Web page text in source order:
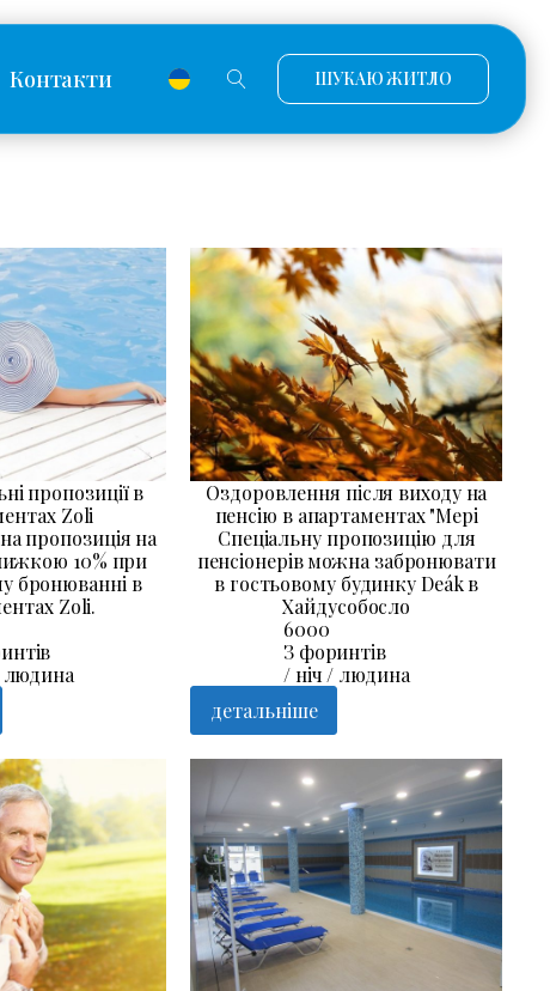
Контакти ШУКАЮ ЖИТЛО
пропозиції в
Zoli
пропозиція на
10% при
бронюванні в
Zoli.
людина
Оздоровлення після виходу на
пенсію в апартаментах "Мері
Спеціальну пропозицію для
пенсіонерів можна забронювати
в гостьовому будинку Deák в
Хайдусобосло
6000
З форинтів
/ ніч / людина
детальніше